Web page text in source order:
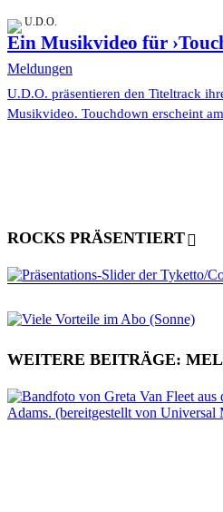
U.D.O.
Ein Musikvideo für
Meldungen
U.D.O. präsentieren den Titeltrack
Musikvideo. Touchdown erscheint
ROCKS PRÄSENTIERT
WEITERE BEITRÄGE: